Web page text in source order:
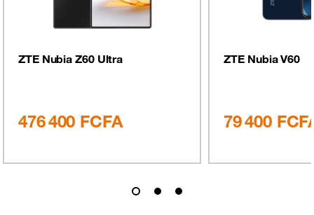
ZTE Nubia Z60 Ultra
476 400 FCFA
ZTE Nubia V60
79 400